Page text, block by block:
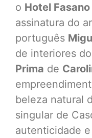
o Hotel
assinatura do
português
de interiores do
Prima de
beleza natural
singular de
autenticidade